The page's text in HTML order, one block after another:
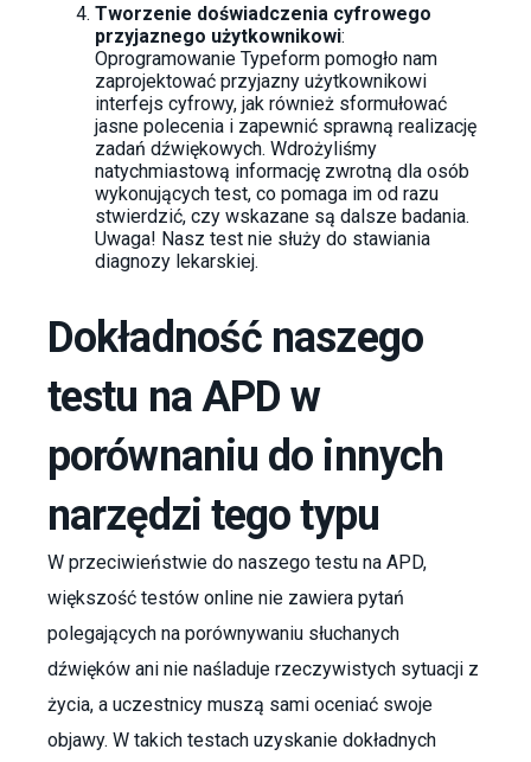
Tworzenie doświadczenia cyfrowego
przyjaznego użytkownikowi:
Oprogramowanie Typeform pomogło nam
zaprojektować przyjazny użytkownikowi
interfejs cyfrowy, jak również sformułować
jasne polecenia i zapewnić sprawną realizację
zadań dźwiękowych. Wdrożyliśmy
natychmiastową informację zwrotną dla osób
wykonujących test, co pomaga im od razu
stwierdzić, czy wskazane są dalsze badania.
Uwaga! Nasz test nie służy do stawiania
diagnozy lekarskiej.
Dokładność naszego
testu na APD w
porównaniu do innych
narzędzi tego typu
W przeciwieństwie do naszego testu na APD,
większość testów online nie zawiera pytań
polegających na porównywaniu słuchanych
dźwięków ani nie naśladuje rzeczywistych sytuacji z
życia, a uczestnicy muszą sami oceniać swoje
objawy. W takich testach uzyskanie dokładnych